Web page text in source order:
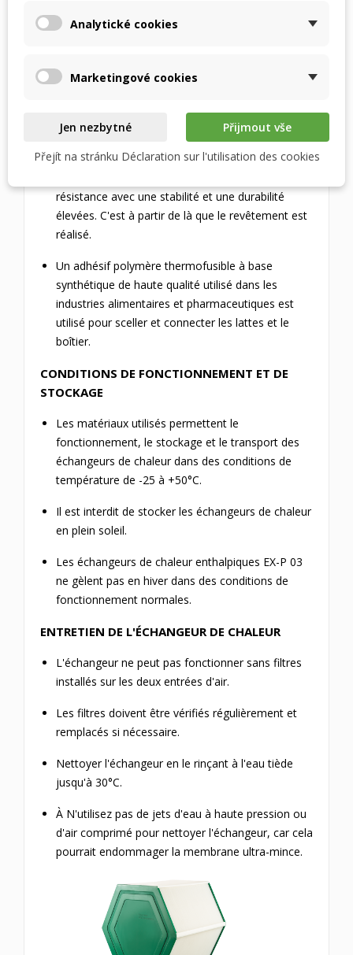
Le boîtier de l'échangeur est extra rigide, ce qui
MATÉRIAUX UTILISÉS
une membrane polymère microporeuse avec un
résistance avec une stabilité et une durabilité
élevées. C'est à partir de là que le revêtement est
réalisé.
Un adhésif polymère thermofusible à base
synthétique de haute qualité utilisé dans les
industries alimentaires et pharmaceutiques est
utilisé pour sceller et connecter les lattes et le
boîtier.
CONDITIONS DE FONCTIONNEMENT ET DE
STOCKAGE
Les matériaux utilisés permettent le
fonctionnement, le stockage et le transport des
échangeurs de chaleur dans des conditions de
température de -25 à +50°C.
Il est interdit de stocker les échangeurs de chaleur
en plein soleil.
Les échangeurs de chaleur enthalpiques EX-P 03
ne gèlent pas en hiver dans des conditions de
fonctionnement normales.
ENTRETIEN DE L'ÉCHANGEUR DE CHALEUR
L'échangeur ne peut pas fonctionner sans filtres
installés sur les deux entrées d'air.
Les filtres doivent être vérifiés régulièrement et
remplacés si nécessaire.
Nettoyer l'échangeur en le rinçant à l'eau tiède
jusqu'à 30°C.
À N'utilisez pas de jets d'eau à haute pression ou
d'air comprimé pour nettoyer l'échangeur, car cela
pourrait endommager la membrane ultra-mince.
Analytické cookies
Marketingové cookies
Jen nezbytné
Přijmout vše
Přejít na stránku Déclaration sur l'utilisation des cookies